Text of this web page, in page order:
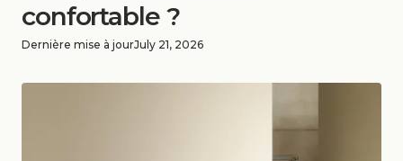
confortable ?
Dernière mise à jourJuly 21, 2026